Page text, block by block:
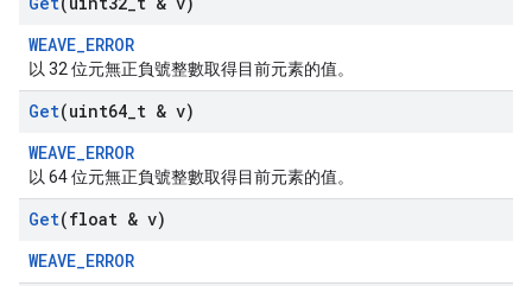
WEAVE_ERROR
以 32 位元無正負號整數取得目前元素的值。
Get(uint64 t & v)
WEAVE_ERROR
以 64 位元無正負號整數取得目前元素的值。
Get(float & v)
WEAVE_ERROR